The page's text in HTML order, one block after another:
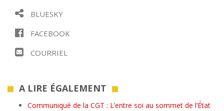
BLUESKY
FACEBOOK
COURRIEL
A LIRE ÉGALEMENT
Communiqué de la CGT : L’entre soi au sommet de l’État